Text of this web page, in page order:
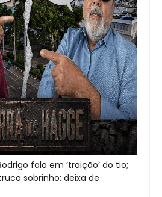
fala em ‘traição’ do tio;
sobrinho: deixa de